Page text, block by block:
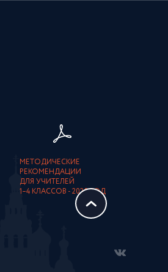
МЕТОДИЧЕСКИЕ
РЕКОМЕНДАЦИИ
ДЛЯ УЧИТЕЛЕЙ
1–4 КЛАССОВ - 2025 ГОД